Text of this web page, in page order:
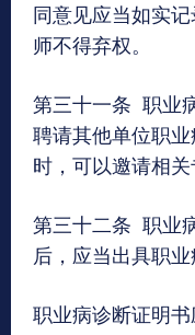
同意见应当如实
师不得弃权。
第三十一条 职业
聘请其他单位职
时，可以邀请相关
第三十二条 职业
后，应当出具职业
职业病诊断证明书